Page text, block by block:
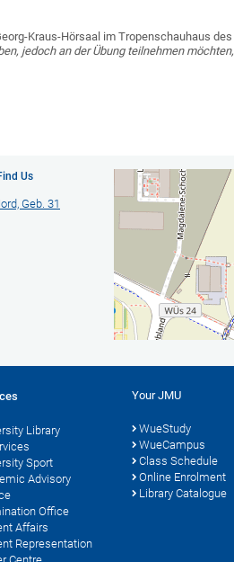
Kraus-Hörsaal im Tropenschauhaus des
jedoch an der Übung teilnehmen möchten,
Us
Geb. 31
Library
Sport
Advisory
Office
Affairs
Representation
Your JMU
WueStudy
WueCampus
Class Schedule
Online Enrolment
Library Catalogue